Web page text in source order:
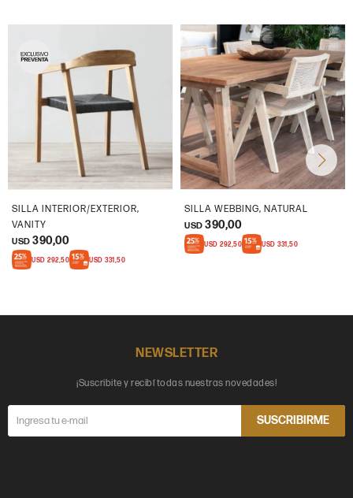
SILLA INTERIOR/EXTERIOR,
VANITY
USD 390,00
USD 292,50 USD 331,50
SILLA WEBBING, NATURAL
USD 390,00
USD 292,50 USD 331,50
NEWSLETTER
¡Suscribite y recibí todas nuestras novedades!
SUSCRIBIRME